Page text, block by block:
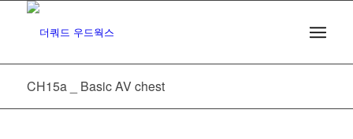
CH15a _ Basic AV chest